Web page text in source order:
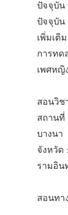
ปัจจุบัน
ปัจจุบัน
เพิ่มเติ
การทด
เพศหญิ
สอนวิช
สถานที่
บางนา
จังหวัด
รามอิน
สอนทา